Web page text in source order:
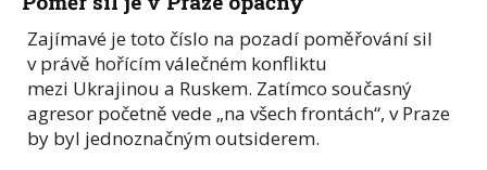
Zajímavé je toto číslo na pozadí poměřování sil
v právě hořícím válečném konfliktu
mezi Ukrajinou a Ruskem. Zatímco současný
agresor početně vede „na všech frontách“, v Praze
by byl jednoznačným outsiderem.